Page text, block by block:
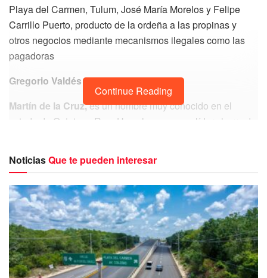
Playa del Carmen, Tulum, José María Morelos y Felipe
Carrillo Puerto, producto de la ordeña a las propinas y
otros negocios mediante mecanismos ilegales como las
pagadoras
Gregorio Valdés
Martín de la Cruz,es un nombre muy conocido en el
estado de Quintana Roo. Unos lo ven como líder charro de
local y candidato frustrado a la presidencia municipal de
Solidaridad.
Te puede interesar LeerMartín de la Cruz, de la
CROC, quiere 15 por ciento de propinas
obligatorias a turistas
Tales características son las que están en el imaginario
Continue Reading
NoticiasQue te pueden interesar